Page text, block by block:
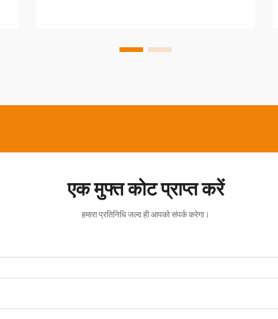
एक मुफ्त कोट प्राप्त करें
हमारा प्रतिनिधि जल्द ही आपको संपर्क करेगा।